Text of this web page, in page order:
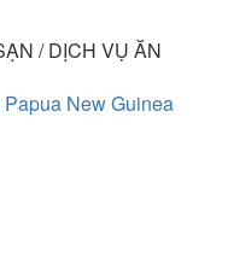
/ DỊCH VỤ ĂN
New Guinea